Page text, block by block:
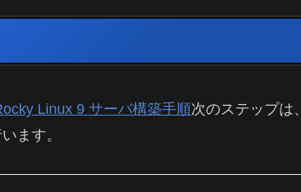
Linux 9 サーバ構築手順次のステップは、
ます。